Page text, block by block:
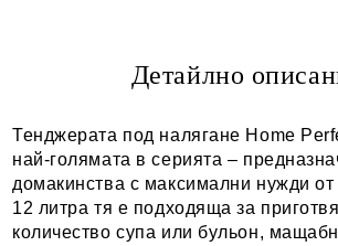
Ние ще се свържем с вас в рамките на
Детайлно
Тенджерата под налягане Home
най-голямата в серията –
домакинства с максимални нужди
12 литра тя е подходяща за
количество супа или бульон,